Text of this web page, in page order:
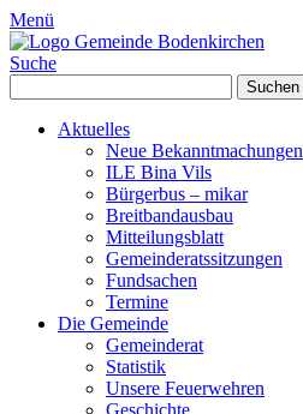
Menü
Suche
nach:
Aktuelles
Neue Bekanntmachungen
ILE Bina Vils
Bürgerbus – mikar
Breitbandausbau
Mitteilungsblatt
Gemeinderatssitzungen
Fundsachen
Termine
Die Gemeinde
Gemeinderat
Statistik
Unsere Feuerwehren
Geschichte